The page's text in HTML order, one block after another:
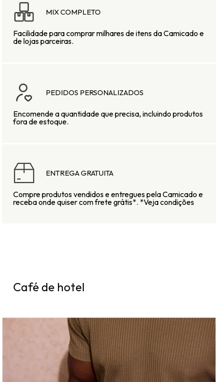
MIXCOMPLETO
Facilidade para comprar milhares de itens da Camicado e
de lojas parceiras.
PEDIDOS PERSONALIZADOS
Encomende a quantidade que precisa, incluindo produtos
fora de estoque.
ENTREGAGRATUITA
Compre produtos vendidos e entregues pela Camicado e
receba onde quiser com frete grátis*. *Veja condições